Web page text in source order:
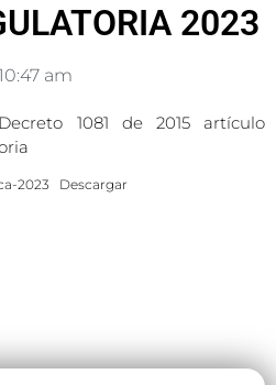
2023
am
1081 de 2015 artículo
2023 Descargar